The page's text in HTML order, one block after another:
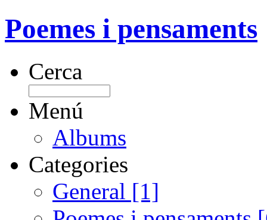
Poemes i pensaments
Cerca
Menú
Albums
Categories
General [1]